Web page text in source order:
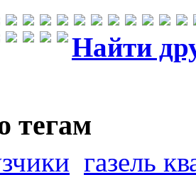
Найти
тегам
газель